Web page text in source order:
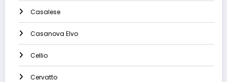
Casalese
Casanova Elvo
Cellio
Cervatto